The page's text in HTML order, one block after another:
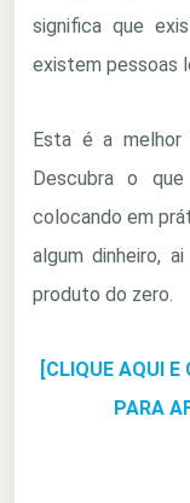
significa que
existem pessoas
Esta é a melhor
Descubra o
colocando em
algum dinheiro,
produto do zero.
[CLIQUE AQUI
PARA